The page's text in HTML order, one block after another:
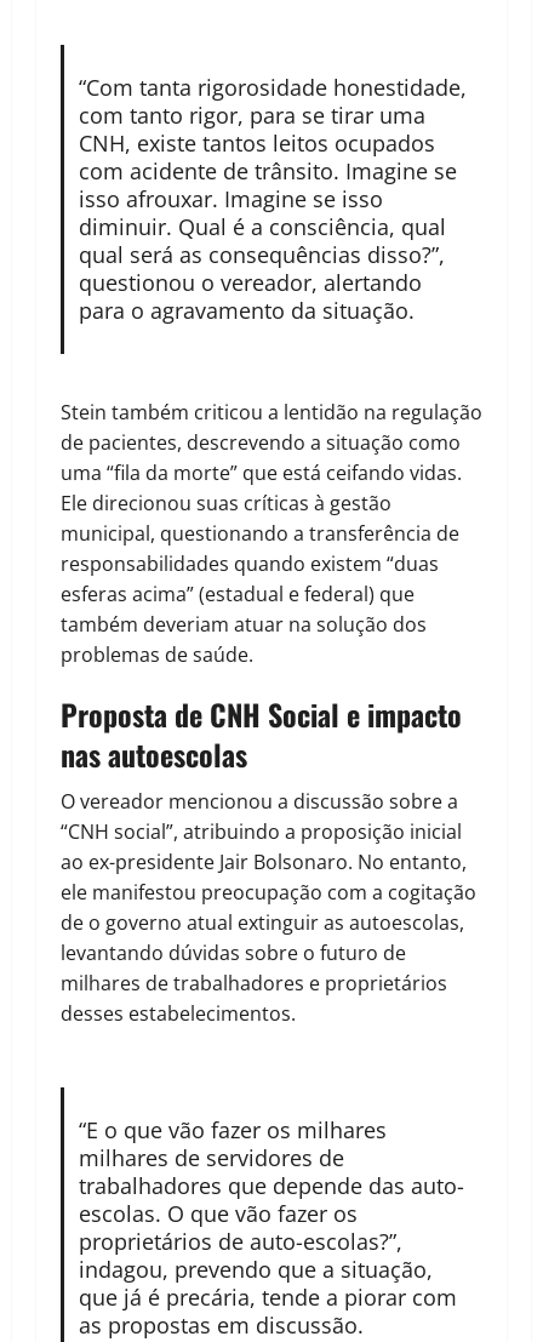
“Com tanta rigorosidade honestidade,
com tanto rigor, para se tirar uma
CNH, existe tantos leitos ocupados
com acidente de trânsito. Imagine se
isso afrouxar. Imagine se isso
diminuir. Qual é a consciência, qual
qual será as consequências disso?”,
questionou o vereador, alertando
para o agravamento da situação.
Stein também criticou a lentidão na regulação
de pacientes, descrevendo a situação como
uma “fila da morte” que está ceifando vidas.
Ele direcionou suas críticas à gestão
municipal, questionando a transferência de
responsabilidades quando existem “duas
esferas acima” (estadual e federal) que
também deveriam atuar na solução dos
problemas de saúde.
Proposta de CNH Social e impacto
nas autoescolas
O vereador mencionou a discussão sobre a
“CNH social”, atribuindo a proposição inicial
ao ex-presidente Jair Bolsonaro. No entanto,
ele manifestou preocupação com a cogitação
de o governo atual extinguir as autoescolas,
levantando dúvidas sobre o futuro de
milhares de trabalhadores e proprietários
desses estabelecimentos.
“E o que vão fazer os milhares
milhares de servidores de
trabalhadores que depende das auto-
escolas. O que vão fazer os
proprietários de auto-escolas?”,
indagou, prevendo que a situação,
que já é precária, tende a piorar com
as propostas em discussão.